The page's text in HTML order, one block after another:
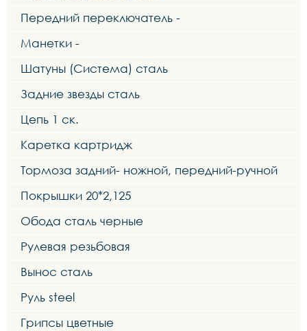
Передний переключатель -
Манетки -
Шатуны (Система) сталь
Задние звезды сталь
Цепь 1 ск.
Каретка картридж
Тормоза задний- ножной, передний-ручной
Покрышки 20*2,125
Обода сталь черные
Рулевая резьбовая
Вынос сталь
Руль steel
Грипсы цветные